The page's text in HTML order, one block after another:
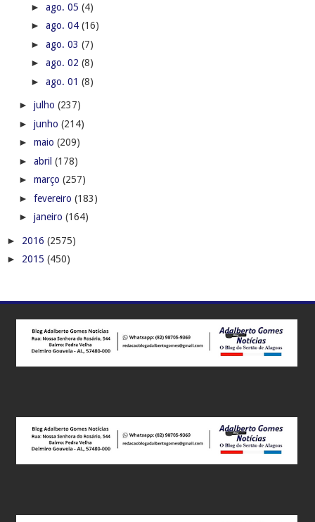
► ago. 05 (4)
► ago. 04 (16)
► ago. 03 (7)
► ago. 02 (8)
► ago. 01 (8)
► julho (237)
► junho (214)
► maio (209)
► abril (178)
► março (257)
► fevereiro (183)
► janeiro (164)
► 2016 (2575)
► 2015 (450)